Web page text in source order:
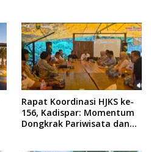
Rapat Koordinasi HJKS ke-
156, Kadispar: Momentum
Dongkrak Pariwisata dan